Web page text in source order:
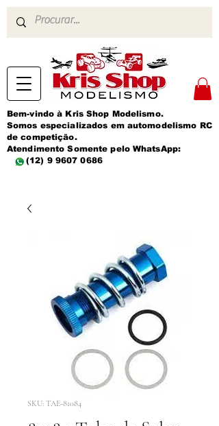
Bem-vindo à Kris Shop Modelismo.
Somos especializados em automodelismo RC
de competição.
Atendimento Somente pelo WhatsApp:
(12) 9 9607 0686
SKU: TAE-81084